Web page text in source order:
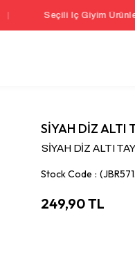
Seçili İç Giyim Ürünlerinde
SİYAH DİZ ALTI
SİYAH DİZ ALTI
Stock Code
249,90 TL